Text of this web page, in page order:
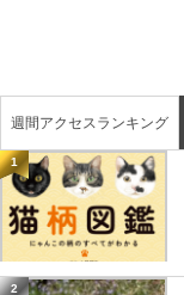
週間アクセスランキング
1
2